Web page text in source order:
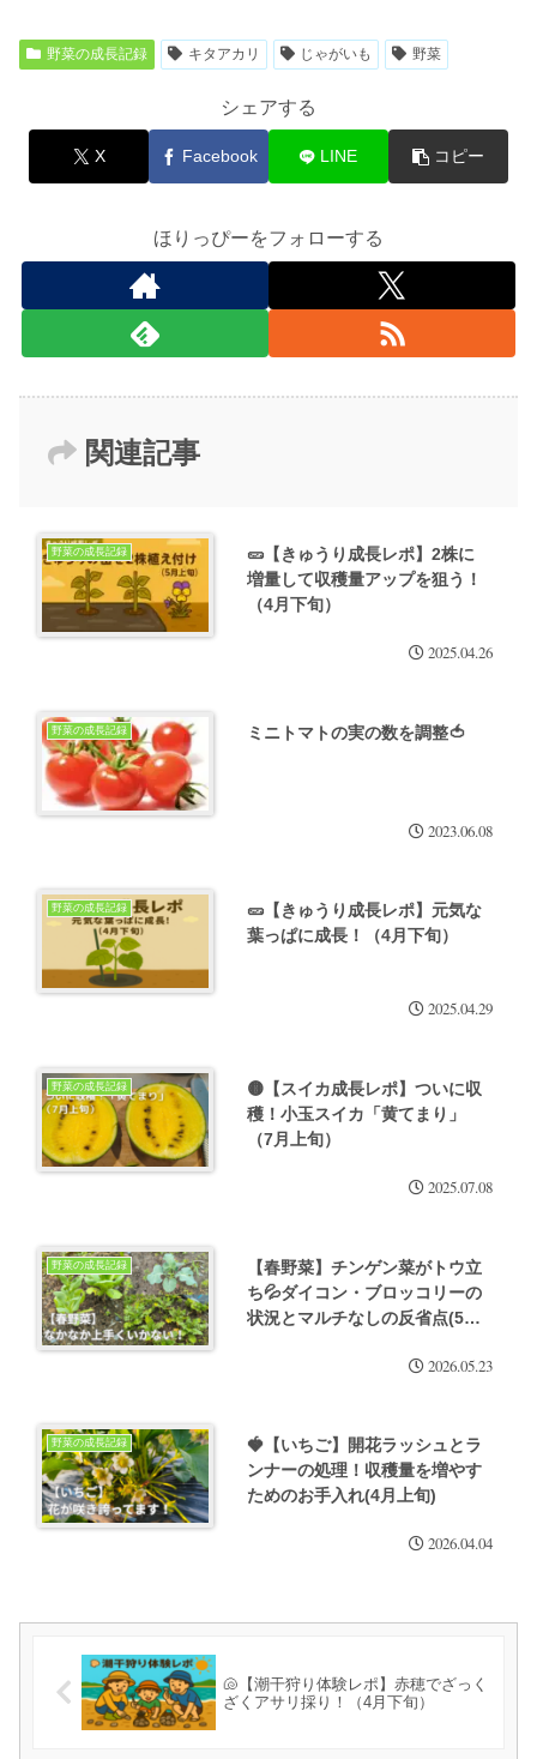
野菜の成長記録 キタアカリ じゃがいも 野菜
シェアする
X Facebook LINE コピー
ほりっぴーをフォローする
関連記事
野菜の成長記録
🥒【きゅうり成長レポ】2株に
増量して収穫量アップを狙う！
（4月下旬）
2025.04.26
野菜の成長記録 ミニトマトの実の数を調整🍅
2023.06.08
野菜の成長記録
🥒【きゅうり成長レポ】元気な
葉っぱに成長！（4月下旬）
2025.04.29
野菜の成長記録
🟡【スイカ成長レポ】ついに収
穫！小玉スイカ「黄てまり」
（7月上旬）
2025.07.08
野菜の成長記録
【春野菜】チンゲン菜がトウ立
ち💦ダイコン・ブロッコリーの
状況とマルチなしの反省点(5月
2026.05.23
野菜の成長記録
🍓【いちご】開花ラッシュとラ
ンナーの処理！収穫量を増やす
ためのお手入れ(4月上旬)
2026.04.04
🐚【潮干狩り体験レポ】赤穂でざっく
ざくアサリ採り！（4月下旬）